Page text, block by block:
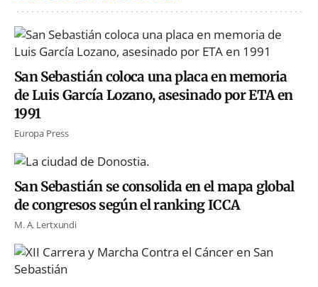
San Sebastián coloca una placa en memoria
de Luis García Lozano, asesinado por ETA en
1991
Europa Press
San Sebastián se consolida en el mapa global
de congresos según el ranking ICCA
M. A. Lertxundi